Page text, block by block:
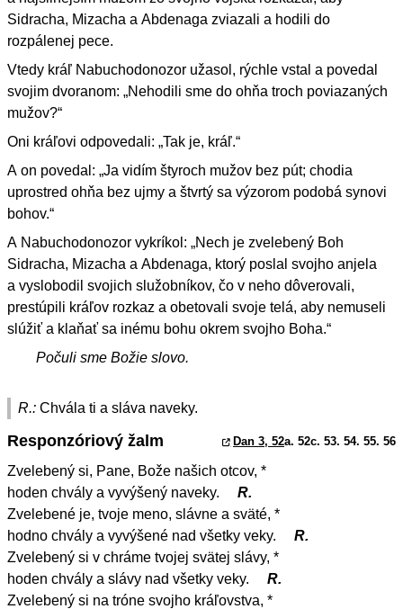
Sidracha, Mizacha a Abdenaga zviazali a hodili do
rozpálenej pece.
Vtedy kráľ Nabuchodonozor užasol, rýchle vstal a povedal
svojim dvoranom: „Nehodili sme do ohňa troch poviazaných
mužov?“
Oni kráľovi odpovedali: „Tak je, kráľ.“
A on povedal: „Ja vidím štyroch mužov bez pút; chodia
uprostred ohňa bez ujmy a štvrtý sa výzorom podobá synovi
bohov.“
A Nabuchodonozor vykríkol: „Nech je zvelebený Boh
Sidracha, Mizacha a Abdenaga, ktorý poslal svojho anjela
a vyslobodil svojich služobníkov, čo v neho dôverovali,
prestúpili kráľov rozkaz a obetovali svoje telá, aby nemuseli
slúžiť a klaňať sa inému bohu okrem svojho Boha.“
Počuli sme Božie slovo.
R.: Chvála ti a sláva naveky.
Responzóriový žalm Dan 3, 52a. 52c. 53. 54. 55. 56
Zvelebený si, Pane, Bože našich otcov, *
hoden chvály a vyvýšený naveky.
R.
Zvelebené je, tvoje meno, slávne a sväté, *
hodno chvály a vyvýšené nad všetky veky.
R.
Zvelebený si v chráme tvojej svätej slávy, *
hoden chvály a slávy nad všetky veky.
R.
Zvelebený si na tróne svojho kráľovstva, *